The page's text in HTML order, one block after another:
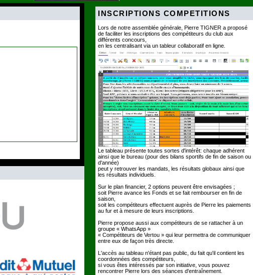
INSCRIPTIONS COMPETITIONS
Lors de notre assemblée générale, Pierre TIGNER a proposé
de faciliter les inscriptions des compétiteurs du club aux
différents concours,
en les centralisant via un tableur collaboratif en ligne.
Le tableau présente toutes sortes d'intérêt: chaque adhérent
ainsi que le bureau (pour des bilans sportifs de fin de saison ou
d'année)
peut y retrouver les mandats, les résultats globaux ainsi que
les résultats individuels.
Sur le plan financier, 2 options peuvent être envisagées ;
soit Pierre avance les Fonds et se fait rembourser en fin de
saison,
soit les compétiteurs effectuent auprès de Pierre les paiements
au fur et à mesure de leurs inscriptions.
Pierre propose aussi aux compétiteurs de se rattacher à un
groupe « WhatsApp »
« Compétiteurs de Vertou » qui leur permettra de communiquer
entre eux de façon très directe.
L'accès au tableau n'étant pas public, du fait qu'il contient les
coordonnées des compétiteurs,
si vous êtes intéressés par son initiative, vous pouvez
rencontrer Pierre lors des séances d'entraînement.